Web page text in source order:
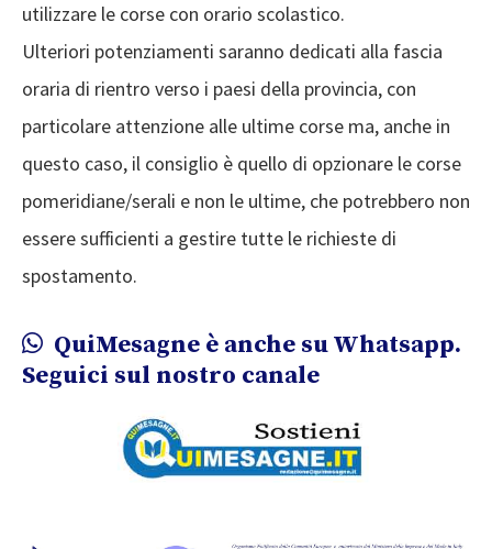
utilizzare le corse con orario scolastico.
Ulteriori potenziamenti saranno dedicati alla fascia
oraria di rientro verso i paesi della provincia, con
particolare attenzione alle ultime corse ma, anche in
questo caso, il consiglio è quello di opzionare le corse
pomeridiane/serali e non le ultime, che potrebbero non
essere sufficienti a gestire tutte le richieste di
spostamento.
QuiMesagne è anche su Whatsapp.
Seguici sul nostro canale